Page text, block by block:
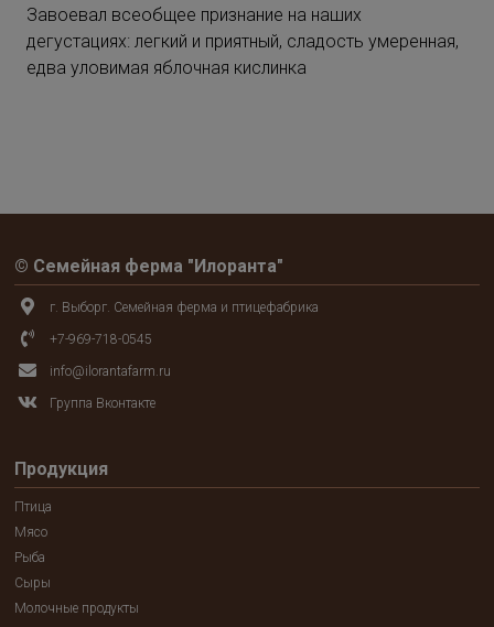
Завоевал всеобщее признание на наших
дегустациях: легкий и приятный, сладость умеренная,
едва уловимая яблочная кислинка
© Семейная ферма "Илоранта"
г. Выборг. Семейная ферма и птицефабрика
+7-969-718-0545
info@ilorantafarm.ru
Группа Вконтакте
Продукция
Птица
Мясо
Рыба
Сыры
Молочные продукты